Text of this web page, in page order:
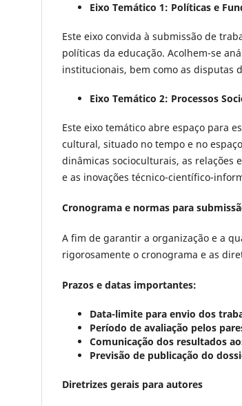
Eixo Temático 1: Políticas e
Este eixo convida à submissão de
políticas da educação. Acolhem-se
institucionais, bem como as disputas
Eixo Temático 2: Processos
Este eixo temático abre espaço para
cultural, situado no tempo e no
dinâmicas socioculturais, as relações
e as inovações técnico-científico-
Cronograma e normas para
A fim de garantir a organização e a
rigorosamente o cronograma e as
Prazos e datas importantes:
Data-limite para envio dos
Período de avaliação pelos
Comunicação dos resultados
Previsão de publicação do
Diretrizes gerais para autores